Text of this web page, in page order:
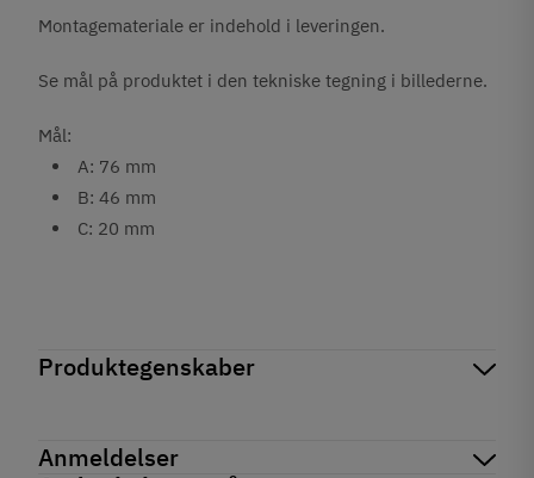
Montagemateriale er indehold i leveringen.
Se mål på produktet i den tekniske tegning i billederne.
Mål:
A: 76 mm
B: 46 mm
C: 20 mm
Produktegenskaber
Produktinformation
Anmeldelser